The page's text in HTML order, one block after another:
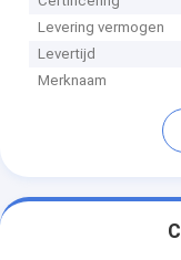
Levering vermogen
Levertijd
Merknaam